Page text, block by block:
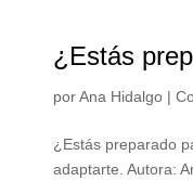
¿Estás
porAna Hidalgo |
¿Estás preparado
adaptarte. Autora: